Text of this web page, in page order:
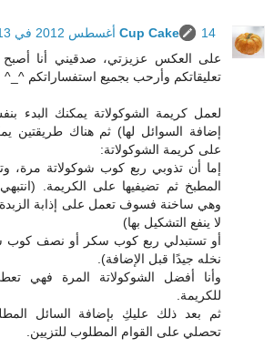
Cup Cake
14 أغسطس 2012 في 4:13 م
على العكس عزيزتي، صدقيني أنا أصبح
تعليقاتكم وأرحب بجميع استفساراتكم ^_^
لعمل كريمة الشوكولاتة يمكنك البدء
إضافة السوائل لها) ثم هناك طريقتين
على كريمة الشوكولاتة:
إما أن تذوبي ربع كوب شوكولاتة مرة،
المطبخ ثم تضيفيها على الكريمة.
وهي ساخنة فسوف تعمل على إذابة
لا ينفع التشكيل بها)
أو تستبدلي ربع كوب سكر أو نصف كوب
نخله جيدًا قبل الإضافة).
وأنا أفضل الشوكولاتة المرة فهي
للكريمة.
ثم بعد ذلك عليكِ بإضافة السائل
تحصلي على القوام المطلوب للتزيين.